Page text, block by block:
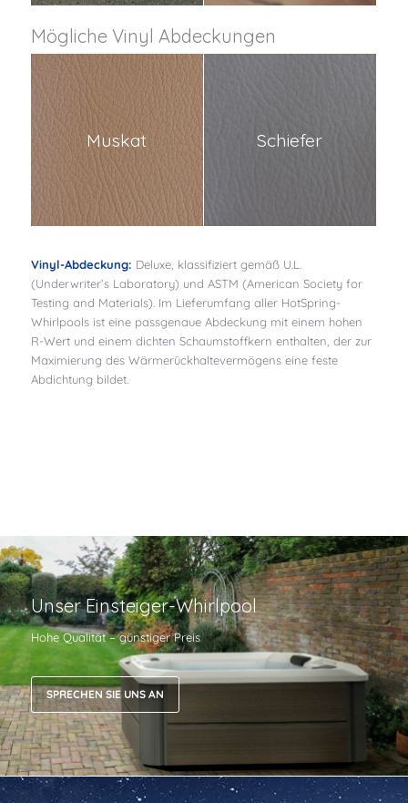
Mögliche Vinyl Abdeckungen
Muskat Schiefer
Vinyl-Abdeckung: Deluxe, klassifiziert gemäß U.L.
(Underwriter’s Laboratory) und ASTM (American Society for
Testing and Materials). Im Lieferumfang aller HotSpring-
Whirlpools ist eine passgenaue Abdeckung mit einem hohen
R-Wert und einem dichten Schaumstoffkern enthalten, der zur
Maximierung des Wärmerückhaltevermögens eine feste
Abdichtung bildet.
Unser Einsteiger-Whirlpool
Hohe Qualität – günstiger Preis
SPRECHEN SIE UNS AN